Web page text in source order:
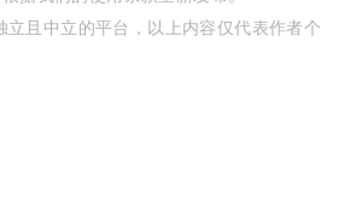
立且中立的平台，以上内容仅代表作者个